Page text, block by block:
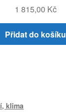
1 815,00 Kč
Přidat do košíku
klima